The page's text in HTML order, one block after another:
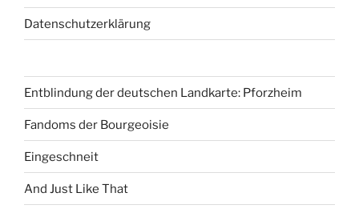
Datenschutzerklärung
Entblindung der deutschen Landkarte: Pforzheim
Fandoms der Bourgeoisie
Eingeschneit
And Just Like That